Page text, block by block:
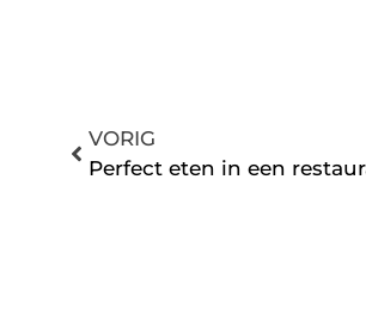
VORIG
Perfect eten in een